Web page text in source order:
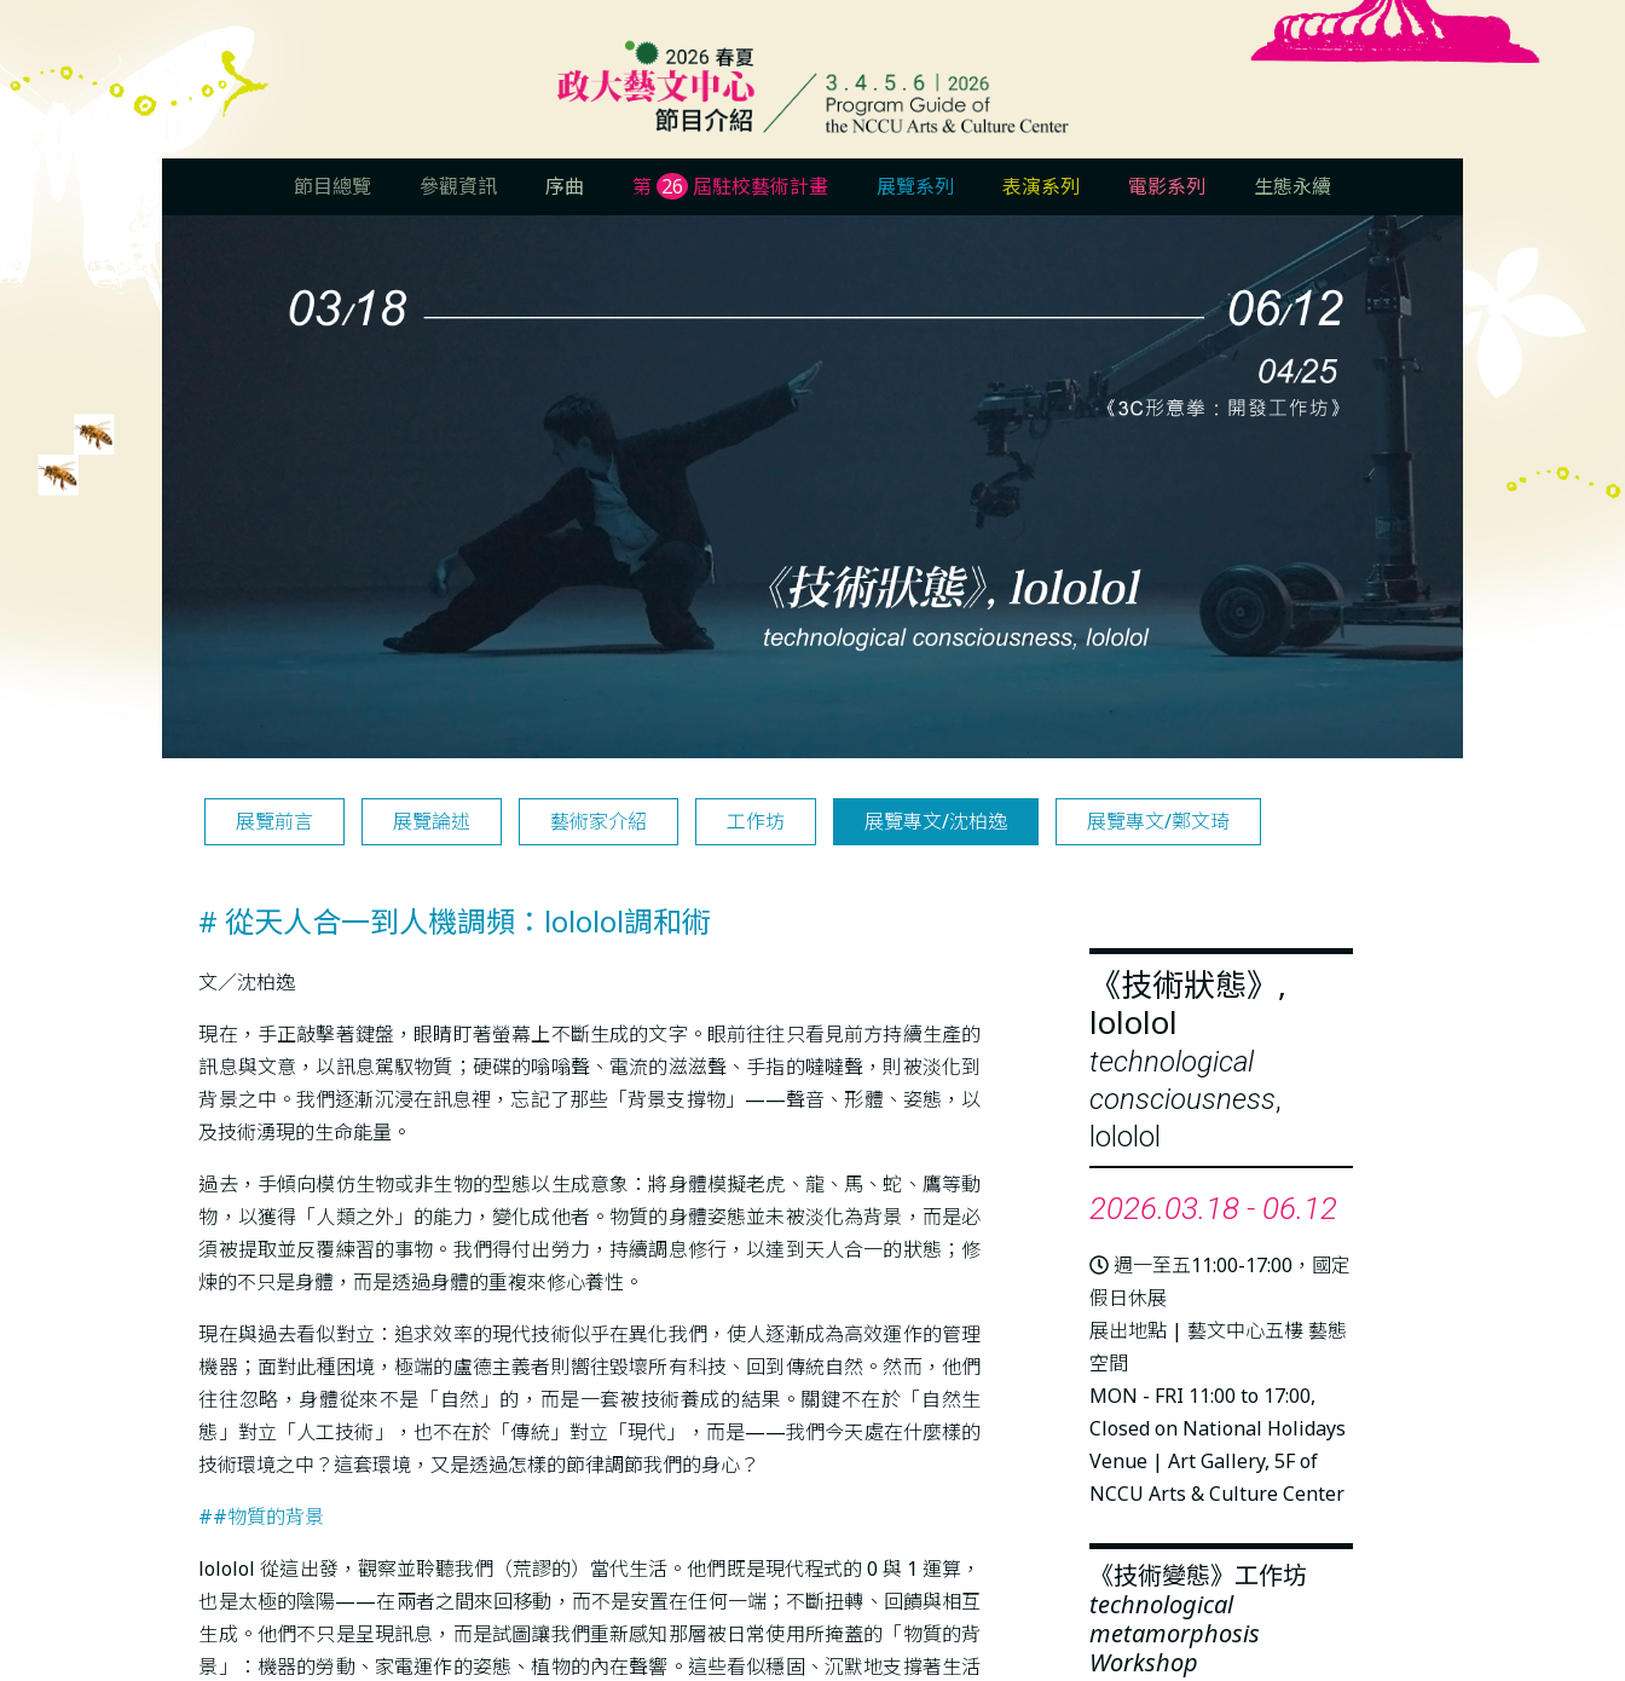
節目總覽 參觀資訊 序曲 第 26 屆駐校藝術計畫 展覽系列 表演系列 電影系列 生態永續
展覽前言 展覽論述 藝術家介紹 工作坊 展覽專文/沈柏逸 展覽專文/鄭文琦
# 從天人合一到人機調頻：lololol調和術
文／沈柏逸
現在，手正敲擊著鍵盤，眼睛盯著螢幕上不斷生成的文字。眼前往往只看見前方持續生產的
訊息與文意，以訊息駕馭物質；硬碟的嗡嗡聲、電流的滋滋聲、手指的噠噠聲，則被淡化到
背景之中。我們逐漸沉浸在訊息裡，忘記了那些「背景支撐物」——聲音、形體、姿態，以
及技術湧現的生命能量。
過去，手傾向模仿生物或非生物的型態以生成意象：將身體模擬老虎、龍、馬、蛇、鷹等動
物，以獲得「人類之外」的能力，變化成他者。物質的身體姿態並未被淡化為背景，而是必
須被提取並反覆練習的事物。我們得付出勞力，持續調息修行，以達到天人合一的狀態；修
煉的不只是身體，而是透過身體的重複來修心養性。
現在與過去看似對立：追求效率的現代技術似乎在異化我們，使人逐漸成為高效運作的管理
機器；面對此種困境，極端的盧德主義者則嚮往毀壞所有科技、回到傳統自然。然而，他們
往往忽略，身體從來不是「自然」的，而是一套被技術養成的結果。關鍵不在於「自然生
態」對立「人工技術」，也不在於「傳統」對立「現代」，而是——我們今天處在什麼樣的
技術環境之中？這套環境，又是透過怎樣的節律調節我們的身心？
##物質的背景
lololol 從這出發，觀察並聆聽我們（荒謬的）當代生活。他們既是現代程式的 0 與 1 運算，
也是太極的陰陽——在兩者之間來回移動，而不是安置在任何一端；不斷扭轉、回饋與相互
生成。他們不只是呈現訊息，而是試圖讓我們重新感知那層被日常使用所掩蓋的「物質的背
景」：機器的勞動、家電運作的姿態、植物的內在聲響。這些看似穩固、沉默地支撐著生活
《技術狀態》,
lololol
technological
consciousness,
lololol
2026.03.18 - 06.12
週一至五11:00-17:00，國定
假日休展
展出地點 | 藝文中心五樓 藝態
空間
MON - FRI 11:00 to 17:00,
Closed on National Holidays
Venue | Art Gallery, 5F of
NCCU Arts & Culture Center
《技術變態》工作坊
technological
metamorphosis
Workshop